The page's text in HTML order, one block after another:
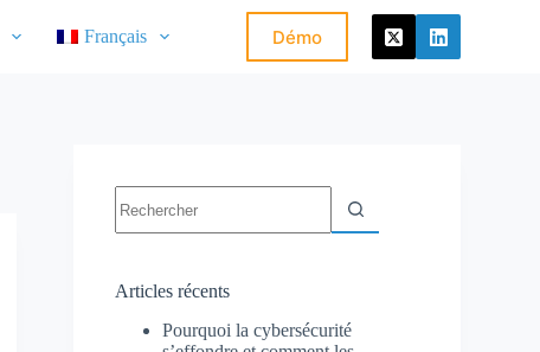
Français Démo
Articles récents
Pourquoi la cybersécurité